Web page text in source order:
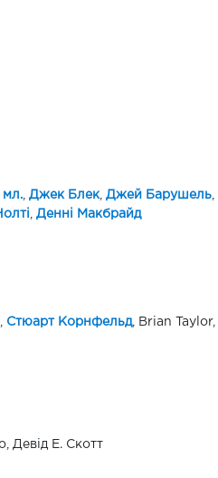
мл., Джек Блек, Джей Барушель,
Денні Макбрайд
, Стюарт Корнфельд, Brian Taylor,
Е. Скотт